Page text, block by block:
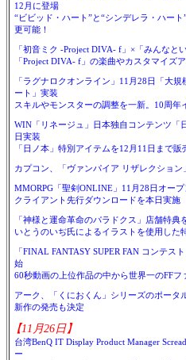
12月に登場
“ビビッド・ハート”と“シンデレラ・ハー
更可能！
「初音ミク -Project DIVA- f」×「みんなと
「Project DIVA- f」の楽曲やカスタマイズ
「ラグナロクオンライン」11月28日「大
ート」実装
スキルやモンスターの調整を一新。10周年
WIN「リネージュ」日本独自コンテンツ「
日実装
「日ノ本」特別アイテムを12月11日まで販
カプコン、「ヴァンパイア リザレクション
MMORPG「聖剣ONLINE」11月28日オー
クライアント先行ダウンロードを本日実施
「神様と運命革命のパラドクス」店舗特典
いとうのいぢ氏によるイラストを使用した
「FINAL FANTASY SUPER FAN コンテス
始
60秒動画の上位作品の中から世界一のFFフ
アーク、「くにおくん」シリーズのポータ
新作の発売も決定
【11月26日】
台湾BenQ IT Display Product Manager
ー